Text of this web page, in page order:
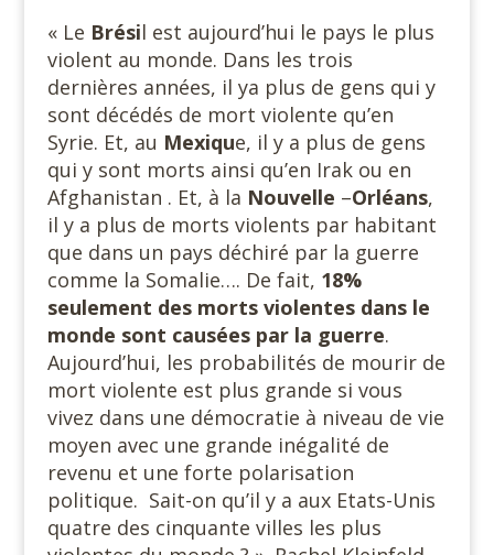
« Le Brésil est aujourd’hui le pays le plus
violent au monde. Dans les trois
dernières années, il ya plus de gens qui y
sont décédés de mort violente qu’en
Syrie. Et, au Mexique, il y a plus de gens
qui y sont morts ainsi qu’en Irak ou en
Afghanistan . Et, à la Nouvelle –Orléans,
il y a plus de morts violents par habitant
que dans un pays déchiré par la guerre
comme la Somalie…. De fait, 18%
seulement des morts violentes dans le
monde sont causées par la guerre.
Aujourd’hui, les probabilités de mourir de
mort violente est plus grande si vous
vivez dans une démocratie à niveau de vie
moyen avec une grande inégalité de
revenu et une forte polarisation
politique. Sait-on qu’il y a aux Etats-Unis
quatre des cinquante villes les plus